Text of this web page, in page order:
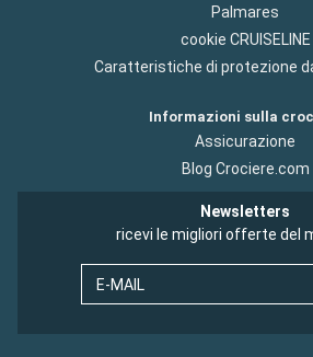
Palmares
cookie CRUISELINE
Caratteristiche di protezione
Informazioni sulla
Assicurazione
Blog Crociere.com
Newsletters
ricevi le migliori offerte del
E-MAIL